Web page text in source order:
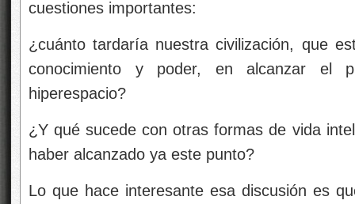
cuestiones importantes:
¿cuánto tardaría nuestra civilización, que
conocimiento y poder, en alcanzar el
hiperespacio?
¿Y qué sucede con otras formas de vida
haber alcanzado ya este punto?
Lo que hace interesante esa discusión es